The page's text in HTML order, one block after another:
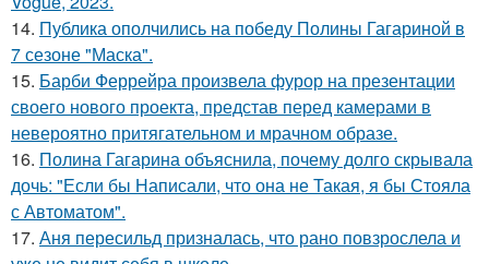
14. Публика ополчились на победу Полины Гагариной в
7 сезоне "Маска".
15. Барби Феррейра произвела фурор на презентации
своего нового проекта, представ перед камерами в
невероятно притягательном и мрачном образе.
16. Полина Гагарина объяснила, почему долго скрывала
дочь: "Если бы Написали, что она не Такая, я бы Стояла
с Автоматом".
17. Аня пересильд призналась, что рано повзрослела и